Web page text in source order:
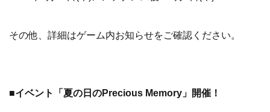
その他、詳細はゲーム内お知らせをご確認ください。
■イベント「夏の日のPrecious Memory」開催！